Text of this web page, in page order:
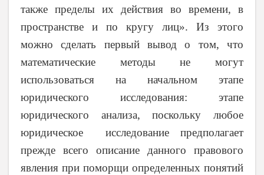
также пределы их действия во времени, в
пространстве и по кругу лиц». Из этого
можно сделать первый вывод о том, что
математические методы не могут
использоваться на начальном этапе
юридического исследования: этапе
юридического анализа, поскольку любое
юридическое исследование предполагает
прежде всего описание данного правового
явления при поморщи определенных понятий